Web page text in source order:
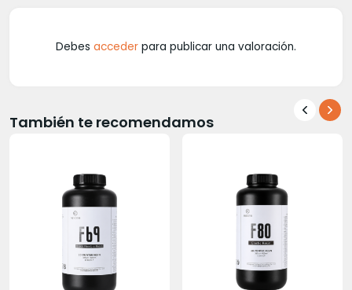
Debes acceder para publicar una valoración.
También te recomendamos